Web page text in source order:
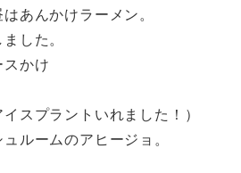
あんかけラーメン。
した。
スかけ
スプラントいれました！）
ルームのアヒージョ。